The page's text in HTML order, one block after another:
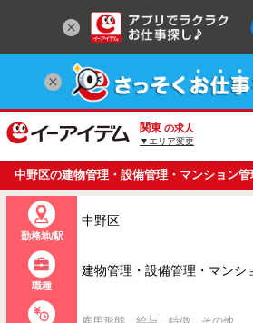
関東 の求人
▼エリア変更
中野区の建物管理・設備管理・マンション
ト・パートの求人情報
勤務地/駅
中野区
職種
建物管理・設備管理・マンシ